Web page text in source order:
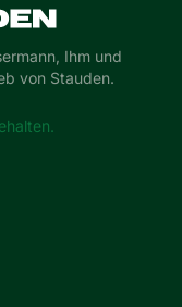
Ihm und
von Stauden.